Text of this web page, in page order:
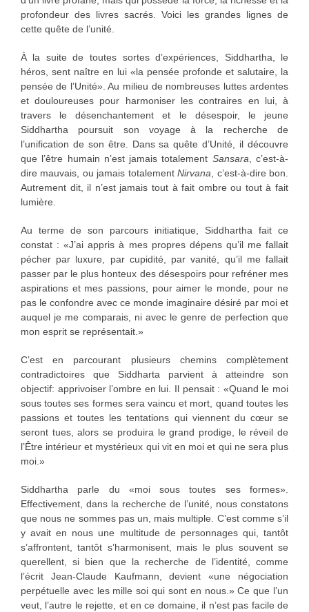
profondeur des livres sacrés. Voici les grandes lignes de
cette quête de l’unité.
À la suite de toutes sortes d’expériences, Siddhartha, le
héros, sent naître en lui «la pensée profonde et salutaire, la
pensée de l’Unité». Au milieu de nombreuses luttes ardentes
et douloureuses pour harmoniser les contraires en lui, à
travers le désenchantement et le désespoir, le jeune
Siddhartha poursuit son voyage à la recherche de
l’unification de son être. Dans sa quête d’Unité, il découvre
que l’être humain n’est jamais totalement Sansara , c’est-à-
dire mauvais, ou jamais totalementNirvana , c’est-à-dire bon.
Autrement dit, il n’est jamais tout à fait ombre ou tout à fait
lumière.
Au terme de son parcours initiatique, Siddhartha fait ce
constat : «J’ai appris à mes propres dépens qu’il me fallait
pécher par luxure, par cupidité, par vanité, qu’il me fallait
passer par le plus honteux des désespoirs pour refréner mes
aspirations et mes passions, pour aimer le monde, pour ne
pas le confondre avec ce monde imaginaire désiré par moi et
auquel je me comparais, ni avec le genre de perfection que
mon esprit se représentait.»
C’est en parcourant plusieurs chemins complètement
contradictoires que Siddharta parvient à atteindre son
objectif: apprivoiser l’ombre en lui. Il pensait : «Quand le moi
sous toutes ses formes sera vaincu et mort, quand toutes les
passions et toutes les tentations qui viennent du cœur se
seront tues, alors se produira le grand prodige, le réveil de
l’Être intérieur et mystérieux qui vit en moi et qui ne sera plus
moi.»
Siddhartha parle du «moi sous toutes ses formes».
Effectivement, dans la recherche de l’unité, nous constatons
que nous ne sommes pas un, mais multiple. C’est comme s’il
y avait en nous une multitude de personnages qui, tantôt
s’affrontent, tantôt s’harmonisent, mais le plus souvent se
querellent, si bien que la recherche de l’identité, comme
l’écrit Jean-Claude Kaufmann, devient «une négociation
perpétuelle avec les mille soi qui sont en nous.» Ce que l’un
veut, l’autre le rejette, et en ce domaine, il n’est pas facile de